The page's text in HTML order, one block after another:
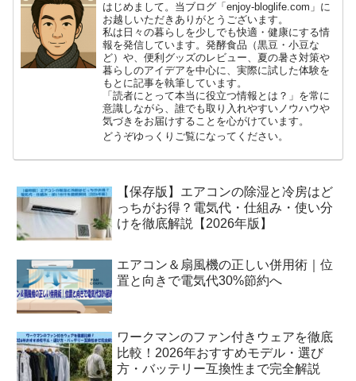
はじめまして。当ブログ「enjoy-bloglife.com」に
お越しいただきありがとうございます。
私は日々の暮らしを少しでも快適・健康にする情
報を発信しています。発酵食品（黒豆・小豆な
ど）や、便利グッズのレビュー、夏の暑さ対策や
暮らしのアイデアを中心に、実際に試した体験を
もとに記事を執筆しています。
「読者にとって本当に役立つ情報とは？」を常に
意識しながら、誰でも取り入れやすいノウハウや
気づきをお届けすることを心がけています。
どうぞゆっくりご覧になってください。
【保存版】エアコンの除湿と冷房はど
っちがお得？電気代・仕組み・使い分
けを徹底解説【2026年版】
エアコン＆扇風機の正しい併用術｜位
置と向きで電気代30%節約へ
ワークマンのファン付きウェアを徹底
比較！2026年おすすめモデル・選び
方・バッテリー互換性まで完全解説